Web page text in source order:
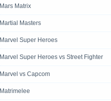
Mars Matrix
Martial Masters
Marvel Super Heroes
Marvel Super Heroes vs Street Fighter
Marvel vs Capcom
Matrimelee